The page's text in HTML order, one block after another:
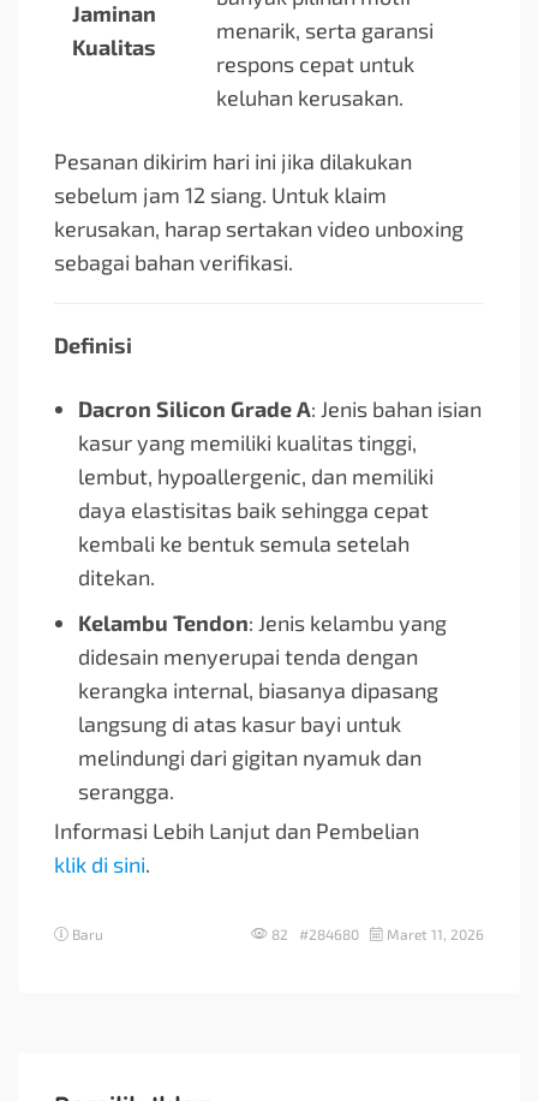
Jaminan
Kualitas
menarik, serta garansi
respons cepat untuk
keluhan kerusakan.
Pesanan dikirim hari ini jika dilakukan
sebelum jam 12 siang. Untuk klaim
kerusakan, harap sertakan video unboxing
sebagai bahan verifikasi.
Definisi
Dacron Silicon Grade A: Jenis bahan isian
kasur yang memiliki kualitas tinggi,
lembut, hypoallergenic, dan memiliki
daya elastisitas baik sehingga cepat
kembali ke bentuk semula setelah
ditekan.
Kelambu Tendon: Jenis kelambu yang
didesain menyerupai tenda dengan
kerangka internal, biasanya dipasang
langsung di atas kasur bayi untuk
melindungi dari gigitan nyamuk dan
serangga.
Informasi Lebih Lanjut dan Pembelian
klik di sini.
Baru 82 #284680 Maret 11, 2026